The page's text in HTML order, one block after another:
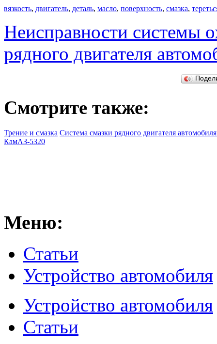
вязкость, двигатель, деталь, масло, поверхность, смазка,
Неисправности системы
рядного двигателя
Смотрите также:
Трение и смазка Система смазки рядного двигателя
КамАЗ-5320
Меню:
Статьи
Устройство автомобиля
Устройство автомобиля
Статьи